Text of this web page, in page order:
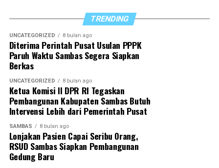
Di akhir arahannya, Satono berharap sinergi yang
selama ini terjalin dapat terus diperkuat sehingga
seluruh program pemerintah daerah dapat berjalan
optimal demi mewujudkan Sambas yang lebih maju dan
sejahtera.
“Dengan sinergitas yang telah dibangun, kita optimistis
dapat menyukseskan berbagai program pemerintah
daerah untuk mewujudkan Sambas Berkah
Berkemajuan,” tutupnya.
TRENDING
UNCATEGORIZED 8 bulan ago
Diterima Perintah Pusat Usulan PPPK
Paruh Waktu Sambas Segera Siapkan
Berkas
UNCATEGORIZED 8 bulan ago
Ketua Komisi II DPR RI Tegaskan
Pembangunan Kabupaten Sambas Butuh
Intervensi Lebih dari Pemerintah Pusat
SAMBAS 8 bulan ago
Lonjakan Pasien Capai Seribu Orang,
RSUD Sambas Siapkan Pembangunan
Gedung Baru